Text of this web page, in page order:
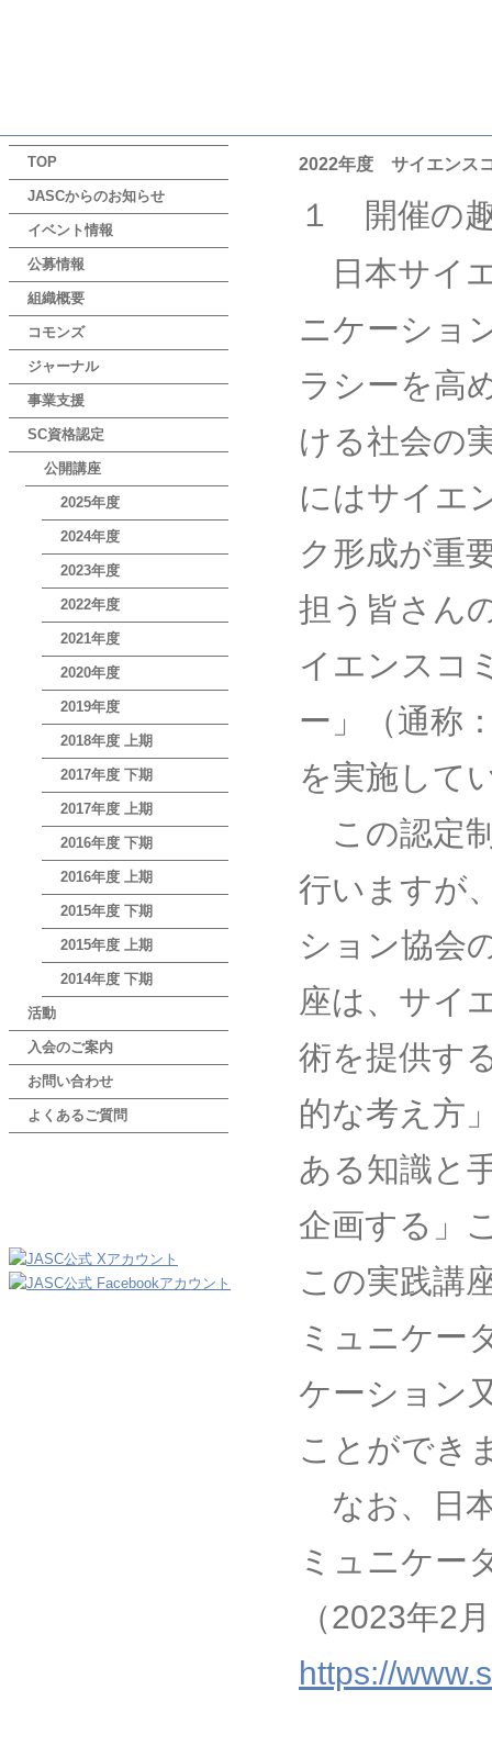
TOP
JASCからのお知らせ
イベント情報
公募情報
組織概要
コモンズ
ジャーナル
事業支援
SC資格認定
公開講座
2025年度
2024年度
2023年度
2022年度
2021年度
2020年度
2019年度
2018年度 上期
2017年度 下期
2017年度 上期
2016年度 下期
2016年度 上期
2015年度 下期
2015年度 上期
2014年度 下期
活動
入会のご案内
お問い合わせ
よくあるご質問
2022年度 サイエンス
１ 開催の
日本サイ
ニケーショ
ラシーを高
ける社会の
にはサイエ
ク形成が重
担う皆さん
イエンスコ
ー」（通称
を実施して
この認定
行いますが
ション協会
座は、サイ
術を提供す
的な考え方
ある知識と
企画する」
この実践講
ミュニケー
ケーション
ことができ
なお、日
ミュニケー
（2023年2
https://